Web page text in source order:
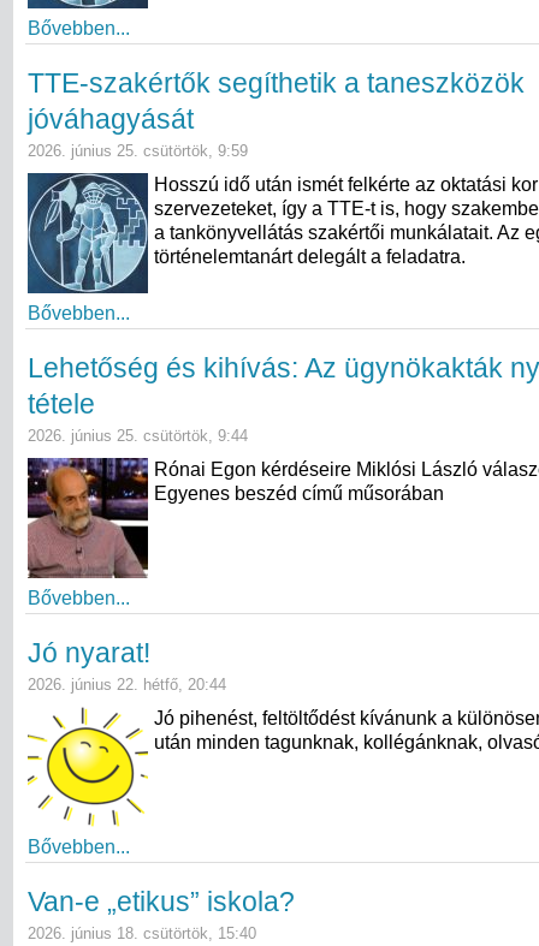
Bővebben...
TTE-szakértők segíthetik a taneszközök
jóváhagyását
2026. június 25. csütörtök, 9:59
Hosszú idő után ismét felkérte az oktatási
szervezeteket, így a TTE-t is, hogy
a tankönyvellátás szakértői munkálatait. Az
történelemtanárt delegált a feladatra.
Bővebben...
Lehetőség és kihívás: Az ügynökakták
tétele
2026. június 25. csütörtök, 9:44
Rónai Egon kérdéseire Miklósi László
Egyenes beszéd című műsorában
Bővebben...
Jó nyarat!
2026. június 22. hétfő, 20:44
Jó pihenést, feltöltődést kívánunk a
után minden tagunknak, kollégánknak,
Bővebben...
Van-e „etikus” iskola?
2026. június 18. csütörtök, 15:40